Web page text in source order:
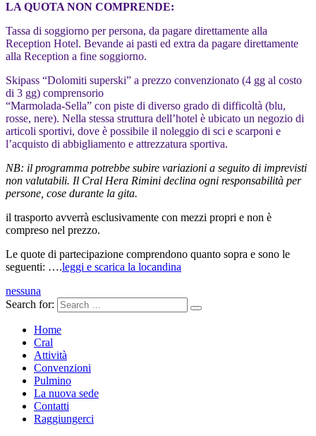
LA QUOTA NON COMPRENDE:
Tassa di soggiorno per persona, da pagare direttamente alla
Reception Hotel. Bevande ai pasti ed extra da pagare direttamente
alla Reception a fine soggiorno.
Skipass “Dolomiti superski” a prezzo convenzionato (4 gg al costo
di 3 gg) comprensorio
“Marmolada-Sella” con piste di diverso grado di difficoltà (blu,
rosse, nere). Nella stessa struttura dell’hotel è ubicato un negozio di
articoli sportivi, dove è possibile il noleggio di sci e scarponi e
l’acquisto di abbigliamento e attrezzatura sportiva.
NB: il programma potrebbe subire variazioni a seguito di imprevisti
non valutabili. Il Cral Hera Rimini declina ogni responsabilità per
persone, cose durante la gita.
il trasporto avverrà esclusivamente con mezzi propri e non è
compreso nel prezzo.
Le quote di partecipazione comprendono quanto sopra e sono le
seguenti: ….leggi e scarica la locandina
nessuna
Search for:
Home
Cral
Attività
Convenzioni
Pulmino
La nuova sede
Contatti
Raggiungerci